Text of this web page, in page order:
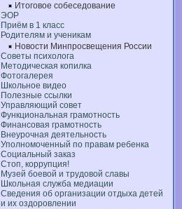
Итоговое собеседование
ЭОР
Приём в 1 класс
Родителям и ученикам
Новости Минпросвещения России
Советы психолога
Методическая копилка
Фотогалерея
Школьное видео
Полезные ссылки
Управляющий совет
Функциональная грамотность
Финансовая грамотность
Внеурочная деятельность
Уполномоченный по правам ребенка
Социальный заказ
Стоп, коррупция!
Музей боевой и трудовой славы
Школьная служба медиации
Сведения об организации отдыха детей
и их оздоровлении